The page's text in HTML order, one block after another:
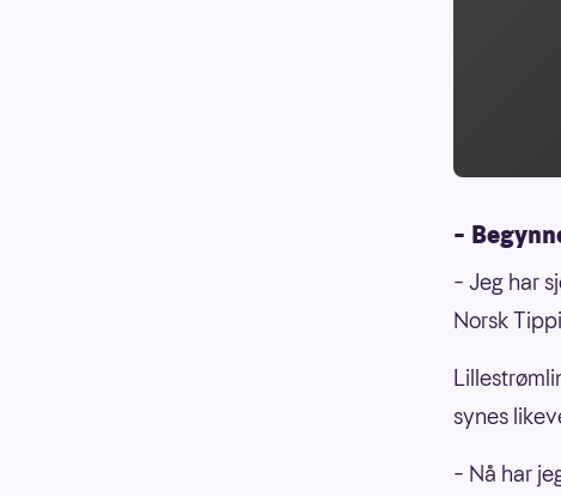
–
– Jeg har
Norsk
synes
– Nå har